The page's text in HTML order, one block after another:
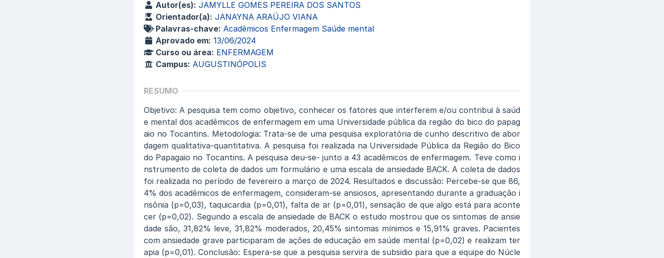
Autor(es): JAMYLLE GOMES PEREIRA DOS SANTOS
Orientador(a): JANAYNA ARAÚJO VIANA
Palavras-chave: Acadêmicos Enfermagem Saúde mental
Aprovado em: 13/06/2024
Curso ou área: ENFERMAGEM
Campus: AUGUSTINÓPOLIS
RESUMO
Objetivo: A pesquisa tem como objetivo, conhecer os fatores que interferem e/ou contribui à saúd
e mental dos acadêmicos de enfermagem em uma Universidade pública da região do bico do papag
aio no Tocantins. Metodologia: Trata-se de uma pesquisa exploratória de cunho descritivo de abor
dagem qualitativa-quantitativa. A pesquisa foi realizada na Universidade Pública da Região do Bico
do Papagaio no Tocantins. A pesquisa deu-se- junto a 43 acadêmicos de enfermagem. Teve como i
nstrumento de coleta de dados um formulário e uma escala de ansiedade BACK. A coleta de dados
foi realizada no período de fevereiro a março de 2024. Resultados e discussão: Percebe-se que 86,
4% dos acadêmicos de enfermagem, consideram-se ansiosos, apresentando durante a graduação i
nsônia (p=0,03), taquicardia (p=0,01), falta de ar (p=0,01), sensação de que algo está para aconte
cer (p=0,02). Segundo a escala de ansiedade de BACK o estudo mostrou que os sintomas de ansie
dade são, 31,82% leve, 31,82% moderados, 20,45% sintomas mínimos e 15,91% graves. Pacientes
com ansiedade grave participaram de ações de educação em saúde mental (p=0,02) e realizam ter
apia (p=0,01). Conclusão: Espera-se que a pesquisa servira de subsidio para que a equipe do Núcle